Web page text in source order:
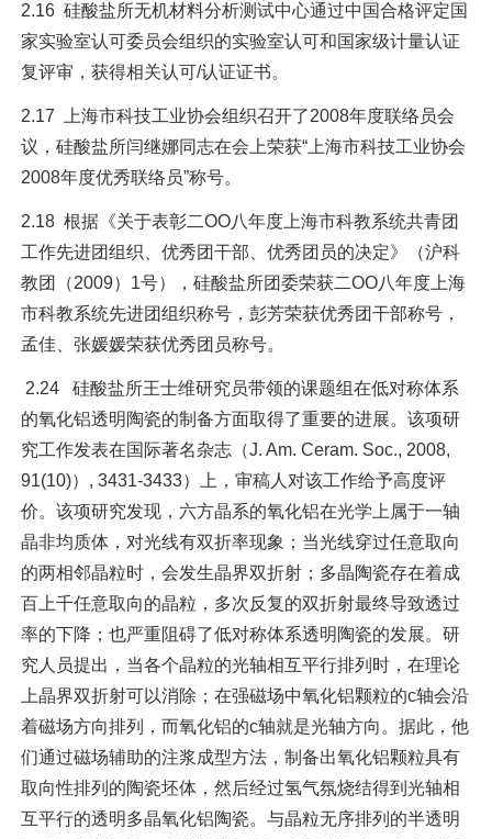
2.16 硅酸盐所无机材料分析测试中心通过中国合格评定国
家实验室认可委员会组织的实验室认可和国家级计量认证
复评审，获得相关认可/认证证书。
2.17 上海市科技工业协会组织召开了2008年度联络员会
议，硅酸盐所闫继娜同志在会上荣获“上海市科技工业协会
2008年度优秀联络员”称号。
2.18 根据《关于表彰二ОО八年度上海市科教系统共青团
工作先进团组织、优秀团干部、优秀团员的决定》（沪科
教团（2009）1号），硅酸盐所团委荣获二ОО八年度上海
市科教系统先进团组织称号，彭芳荣获优秀团干部称号，
孟佳、张媛媛荣获优秀团员称号。
2.24 硅酸盐所王士维研究员带领的课题组在低对称体系
的氧化铝透明陶瓷的制备方面取得了重要的进展。该项研
究工作发表在国际著名杂志（J. Am. Ceram. Soc., 2008,
91(10)）, 3431-3433）上，审稿人对该工作给予高度评
价。该项研究发现，六方晶系的氧化铝在光学上属于一轴
晶非均质体，对光线有双折率现象；当光线穿过任意取向
的两相邻晶粒时，会发生晶界双折射；多晶陶瓷存在着成
百上千任意取向的晶粒，多次反复的双折射最终导致透过
率的下降；也严重阻碍了低对称体系透明陶瓷的发展。研
究人员提出，当各个晶粒的光轴相互平行排列时，在理论
上晶界双折射可以消除；在强磁场中氧化铝颗粒的c轴会沿
着磁场方向排列，而氧化铝的c轴就是光轴方向。据此，他
们通过磁场辅助的注浆成型方法，制备出氧化铝颗粒具有
取向性排列的陶瓷坯体，然后经过氢气氛烧结得到光轴相
互平行的透明多晶氧化铝陶瓷。与晶粒无序排列的半透明